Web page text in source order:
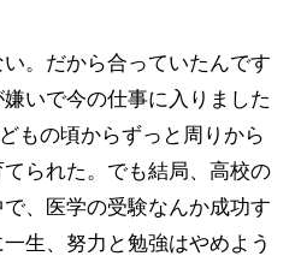
。だから合っていたんです
いで今の仕事に入りました
もの頃からずっと周りから
てられた。でも結局、高校の
、医学の受験なんか成功す
生、努力と勉強はやめよう